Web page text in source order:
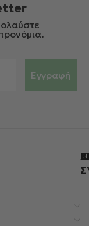
Εγγραφή